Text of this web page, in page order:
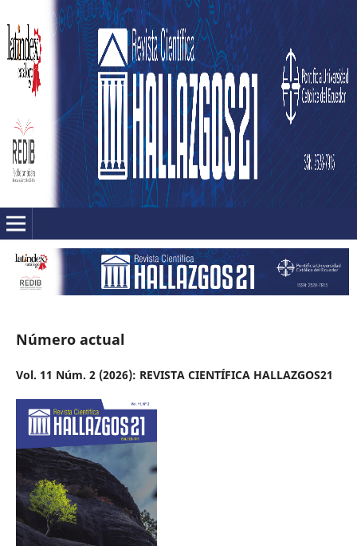
Número actual
Vol. 11 Núm. 2 (2026): REVISTA CIENTÍFICA HALLAZGOS21